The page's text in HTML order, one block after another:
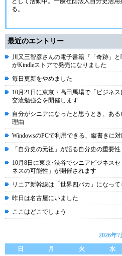
る。
最近のエントリー
川又三智彦さんの電子書籍『「奇跡」
がKindleストアで発売になりました
毎日更新をやめました
10月21日に東京・高田馬場で「ビジネ
交流勉強会を開催します
自分がシニアになったと思うとき、あ
理由
WindowsのPCで利用できる、縦書きに
「自分史の元祖」が語る自分史の重要性
10月8日に東京･渋谷でシニアビジネス
ネスの可能性」が開催されます
リニア新幹線は「世界四バカ」になっ
昨日は名古屋にいました
ここはどこでしょう
2026年7
日
月 火 水